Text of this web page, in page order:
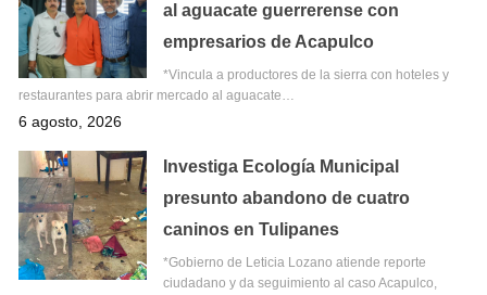
al aguacate guerrerense con
empresarios de Acapulco
*Vincula a productores de la sierra con hoteles y
restaurantes para abrir mercado al aguacate…
6 agosto, 2026
Investiga Ecología Municipal
presunto abandono de cuatro
caninos en Tulipanes
*Gobierno de Leticia Lozano atiende reporte
ciudadano y da seguimiento al caso Acapulco,